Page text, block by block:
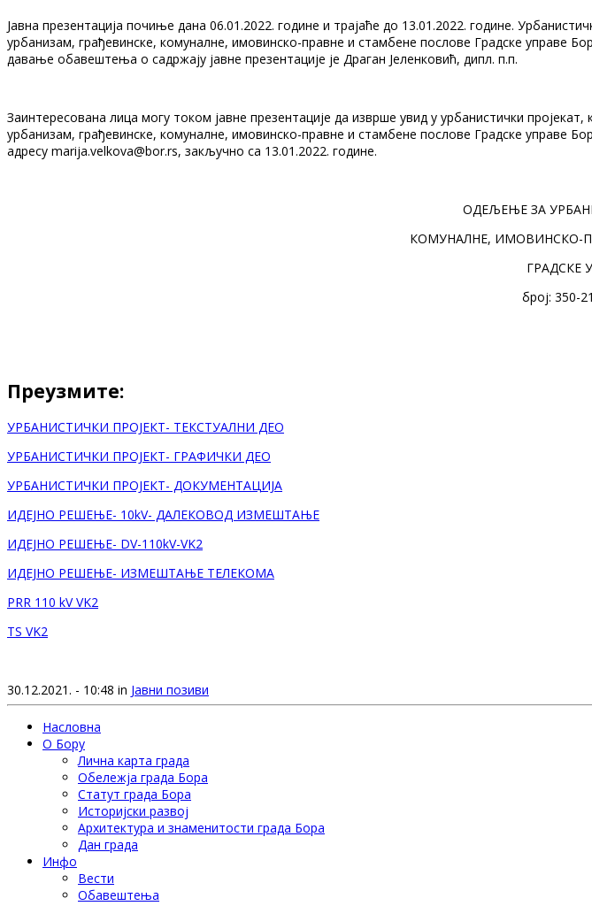
Јавна презентација почиње дана 06.01.2022. године и трајаће до 13.01.2022. године.
урбанизам, грађевинске, комуналне, имовинско-правне и стамбене послове Градске управе
давање обавештења о садржају јавне презентације је Драган Јеленковић, дипл. п.п.
Заинтересована лица могу током јавне презентације да изврше увид у урбанистички
урбанизам, грађевинске, комуналне, имовинско-правне и стамбене послове Градске управе
адресу marija.velkova@bor.rs, закључно са 13.01.2022. године.
ОДЕЉЕЊЕ ЗА
КОМУНАЛНЕ, ИМОВИНСКО-
ГРАДСКЕ
број: 350-
Преузмите:
УРБАНИСТИЧКИ ПРОЈЕКТ- ТЕКСТУАЛНИ ДЕО
УРБАНИСТИЧКИ ПРОЈЕКТ- ГРАФИЧКИ ДЕО
УРБАНИСТИЧКИ ПРОЈЕКТ- ДОКУМЕНТАЦИЈА
ИДЕЈНО РЕШЕЊЕ- 10kV- ДАЛЕКОВОД ИЗМЕШТАЊЕ
ИДЕЈНО РЕШЕЊЕ- DV-110kV-VK2
ИДЕЈНО РЕШЕЊЕ- ИЗМЕШТАЊЕ ТЕЛЕКОМА
PRR 110 kV VK2
TS VK2
30.12.2021. - 10:48 in Јавни позиви
Насловна
О Бору
Лична карта града
Обележја града Бора
Статут града Бора
Историјски развој
Архитектура и знаменитости града Бора
Дан града
Инфо
Вести
Обавештења